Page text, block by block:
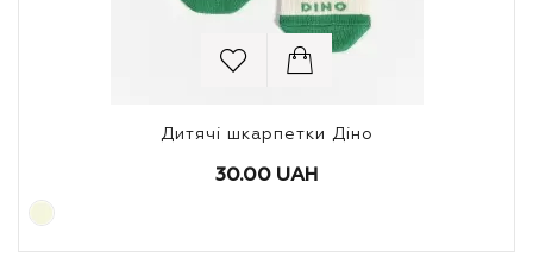
Дитячі шкарпетки Діно
30.00 UAH